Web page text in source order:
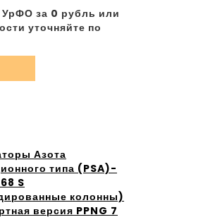
УрФО за 0 рубль или
уточняйте по